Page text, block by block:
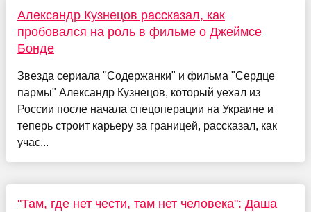
Александр Кузнецов рассказал, как
пробовался на роль в фильме о Джеймсе
Бонде
Звезда сериала "Содержанки" и фильма "Сердце
пармы" Александр Кузнецов, который уехал из
России после начала спецоперации на Украине и
теперь строит карьеру за границей, рассказал, как
учас...
"Там, где нет чести, там нет человека": Даша